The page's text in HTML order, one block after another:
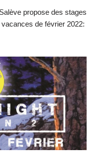
propose des stages
de février 2022: